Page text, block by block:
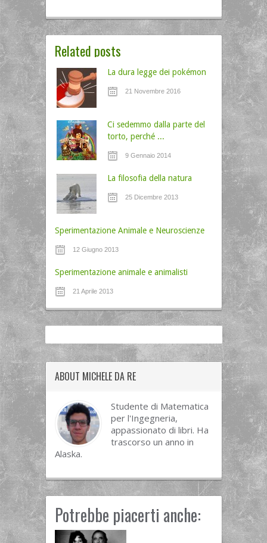
Related posts
La dura legge dei pokémon
21 Novembre 2016
Ci sedemmo dalla parte del
torto, perché ...
9 Gennaio 2014
La filosofia della natura
25 Dicembre 2013
Sperimentazione Animale e Neuroscienze
12 Giugno 2013
Sperimentazione animale e animalisti
21 Aprile 2013
ABOUT MICHELE DA RE
Studente di Matematica
per l'Ingegneria,
appassionato di libri. Ha
trascorso un anno in
Alaska.
Potrebbe piacerti anche: